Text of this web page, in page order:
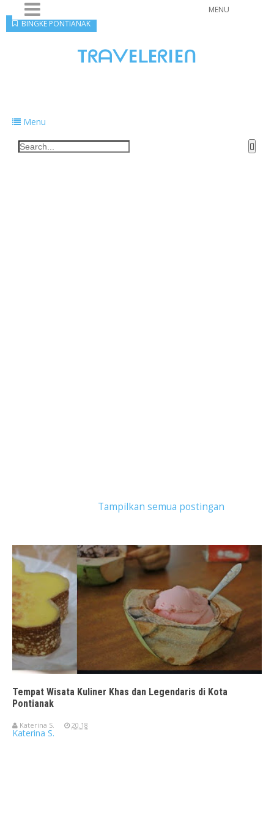
MENU
TᖇᗩᐯEᒪEᖇIEᑎ
Menu
Tampilkan semua postingan
Tempat Wisata Kuliner Khas dan Legendaris di Kota
Pontianak
BINGKE PONTIANAK
Katerina S. 20.18
Katerina S.